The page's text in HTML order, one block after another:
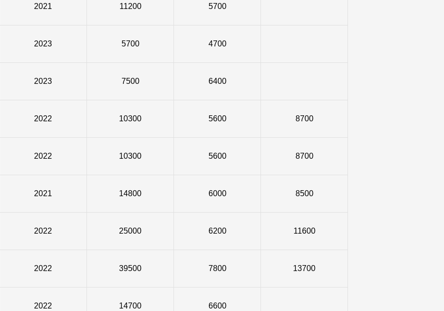
2021 11200 5700
2023 5700 4700
2023 7500 6400
2022 10300 5600 8700
2022 10300 5600 8700
2021 14800 6000 8500
2022 25000 6200 11600
2022 39500 7800 13700
2022 14700 6600